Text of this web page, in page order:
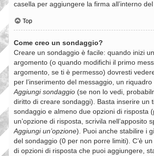
casella per aggiungere la firma all’interno
Top
Come creo un sondaggio?
Creare un sondaggio è facile: quando inizi
argomento (o quando modifichi il primo
argomento, se ti è permesso) dovresti
per l’inserimento del messaggio, un
Aggiungi sondaggio (se non lo vedi,
diritto di creare sondaggi). Basta inserire un
sondaggio e almeno due opzioni di risposta
un’opzione di risposta, scrivila nell’apposito
Aggiungi un’opzione). Puoi anche stabilire i
del sondaggio (0 per non porre limiti). C’è
di opzioni di risposta che puoi aggiungere,